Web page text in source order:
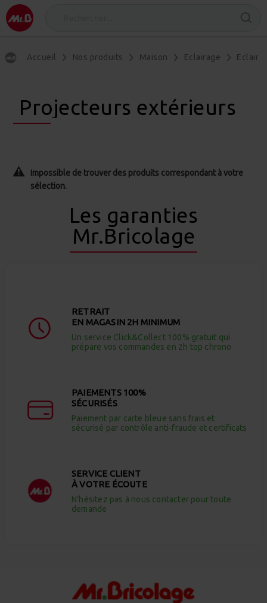
Accueil Nos produits Maison Eclairage
Projecteurs extérieurs
Impossible de trouver des produits correspondant à votre
sélection.
Les garanties
Mr.Bricolage
RETRAIT
EN MAGASIN 2H MINIMUM
Un service Click&Collect 100% gratuit qui
prépare vos commandes en 2h top chrono
PAIEMENTS 100%
SÉCURISÉS
Paiement par carte bleue sans frais et
sécurisé par contrôle anti-fraude et certificats
SERVICE CLIENT
À VOTRE ÉCOUTE
N’hésitez pas à nous contacter pour toute
demande